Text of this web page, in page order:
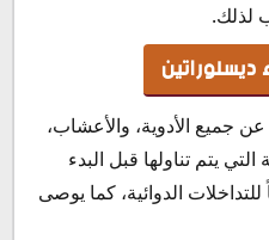
لذلك.
ديسلوراتين
جميع الأدوية، والأعشاب،
التي يتم تناولها قبل البدء
للتداخلات الدوائية، كما يوصى